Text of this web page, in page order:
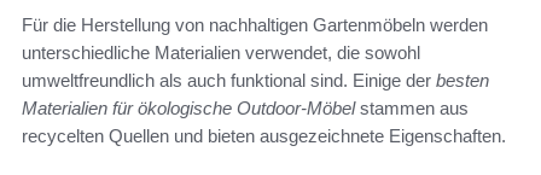
Für die Herstellung von nachhaltigen Gartenmöbeln werden
unterschiedliche Materialien verwendet, die sowohl
umweltfreundlich als auch funktional sind. Einige der besten
Materialien für ökologische Outdoor-Möbelstammen aus
recycelten Quellen und bieten ausgezeichnete Eigenschaften.